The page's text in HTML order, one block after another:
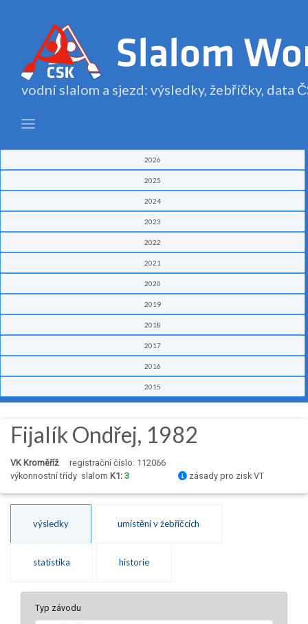
vodní slalom a sjezd: výsledky, žebříčky, data
2026
2025
2024
2023
2022
2021
2020
2019
2018
2017
2016
2015
Fijalík Ondřej, 1982
VK Kroměříž
registrační číslo: 112066
výkonnostní třídy slalom K1: 3 zásady pro zisk VT
výsledky umístění v žebříčcích
statistika historie
Typ závodu